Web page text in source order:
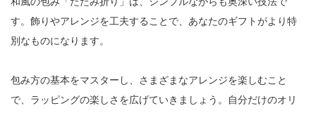
す。飾りやアレンジを工夫することで、あなたのギフトがより特
別なものになります。
包み方の基本をマスターし、さまざまなアレンジを楽しむこと
で、ラッピングの楽しさを広げていきましょう。自分だけのオリ